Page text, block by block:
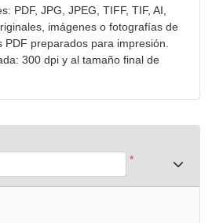
PDF, JPG, JPEG, TIFF, TIF, AI,
imágenes o fotografías de
preparados para impresión.
300 dpi y al tamaño final de
*